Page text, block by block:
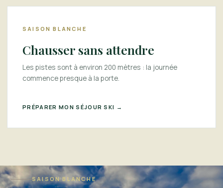
SAISON BLANCHE
Chausser sans attendre
Les pistes sont à environ 200 mètres : la journée
commence presque à la porte.
PRÉPARER MON SÉJOUR SKI →
SAISON BLANCHE